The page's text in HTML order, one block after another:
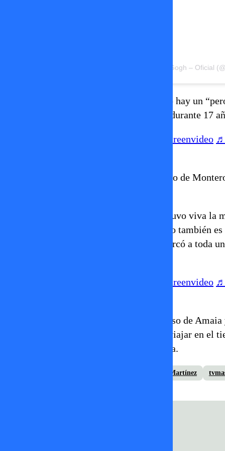
Pero —porque en toda buena historia pop hay un
, quien fue vocalista del grupo durante 17
#greenscreenvideo ♬
Cuando se anunció oficialmente el regreso de
Leire, que durante casi dos décadas mantuvo viva
pieza importante del legado musical. Pero también
: es volver a la formación que marcó a toda
#greenscreenvideo ♬
Por ahora, el grupo ha anunciado el regreso de
internacional. Los fans están listos para viajar en el
toque de tensión digna de novela española.
Leire Martínez